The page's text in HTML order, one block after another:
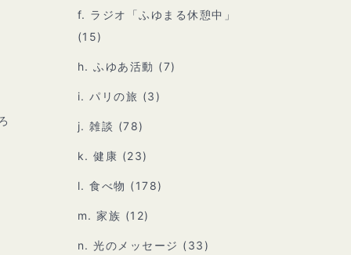
f. ラジオ「ふゆまる休憩中」
(15)
h. ふゆあ活動 (7)
i. パリの旅 (3)
j. 雑談 (78)
k. 健康 (23)
l. 食べ物 (178)
m. 家族 (12)
n. 光のメッセージ (33)